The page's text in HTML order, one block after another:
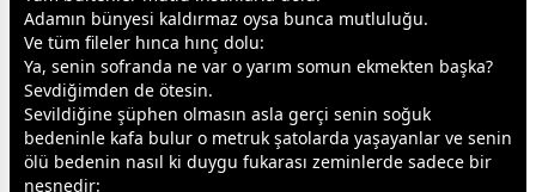
Adamın bünyesi kaldırmaz oysa bunca mutluluğu.
Ve tüm fileler hınca hınç dolu:
Ya, senin sofranda ne var o yarım somun ekmekten başka?
Sevdiğimden de ötesin.
Sevildiğine şüphen olmasın asla gerçi senin soğuk
bedeninle kafa bulur o metruk şatolarda yaşayanlar ve senin
ölü bedenin nasıl ki duygu fukarası zeminlerde sadece bir
nesnedir: